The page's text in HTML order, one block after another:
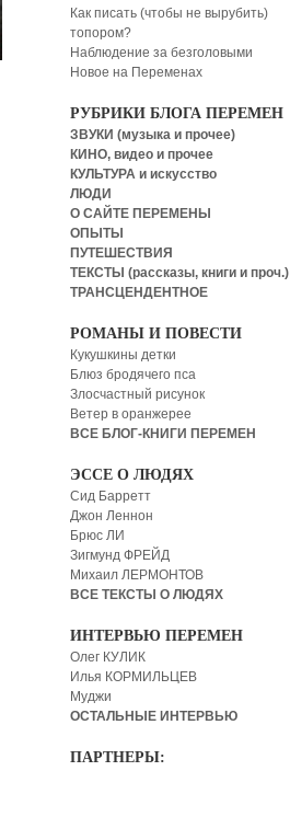
Как писать (чтобы не вырубить)
топором?
Наблюдение за безголовыми
Новое на Переменах
РУБРИКИ БЛОГА ПЕРЕМЕН
ЗВУКИ (музыка и прочее)
КИНО, видео и прочее
КУЛЬТУРА и искусство
ЛЮДИ
О САЙТЕ ПЕРЕМЕНЫ
ОПЫТЫ
ПУТЕШЕСТВИЯ
ТЕКСТЫ (рассказы, книги и проч.)
ТРАНСЦЕНДЕНТНОЕ
РОМАНЫ И ПОВЕСТИ
Кукушкины детки
Блюз бродячего пса
Злосчастный рисунок
Ветер в оранжерее
ВСЕ БЛОГ-КНИГИ ПЕРЕМЕН
ЭССЕ О ЛЮДЯХ
Сид Барретт
Джон Леннон
Брюс ЛИ
Зигмунд ФРЕЙД
Михаил ЛЕРМОНТОВ
ВСЕ ТЕКСТЫ О ЛЮДЯХ
ИНТЕРВЬЮ ПЕРЕМЕН
Олег КУЛИК
Илья КОРМИЛЬЦЕВ
Муджи
ОСТАЛЬНЫЕ ИНТЕРВЬЮ
ПАРТНЕРЫ: